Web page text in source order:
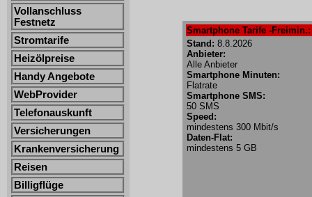
Vollanschluss
Festnetz
Stromtarife
Heizölpreise
Handy Angebote
WebProvider
Telefonauskunft
Versicherungen
Krankenversicherung
Reisen
Billigflüge
Smartphone Tarife -
Stand: 8.8.2026
Anbieter:
Alle Anbieter
Smartphone Minuten:
Flatrate
Smartphone SMS:
50 SMS
Speed:
mindestens 300 Mbit/s
Daten-Flat:
mindestens 5 GB